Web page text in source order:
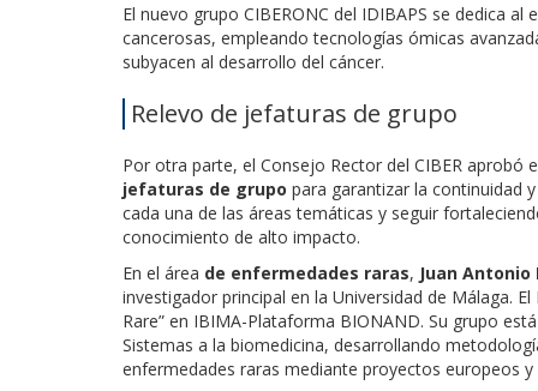
El nuevo grupo CIBERONC del IDIBAPS se dedica
cancerosas, empleando tecnologías ómicas
subyacen al desarrollo del cáncer.
Relevo de jefaturas de grupo
Por otra parte, el Consejo Rector del CIBER aprobó
jefaturas de grupo para garantizar la continuidad
cada una de las áreas temáticas y seguir
conocimiento de alto impacto.
En el área de enfermedades raras, Juan Antonio
investigador principal en la Universidad de Málaga.
Rare” en IBIMA-Plataforma BIONAND. Su grupo
Sistemas a la biomedicina, desarrollando
enfermedades raras mediante proyectos europeos